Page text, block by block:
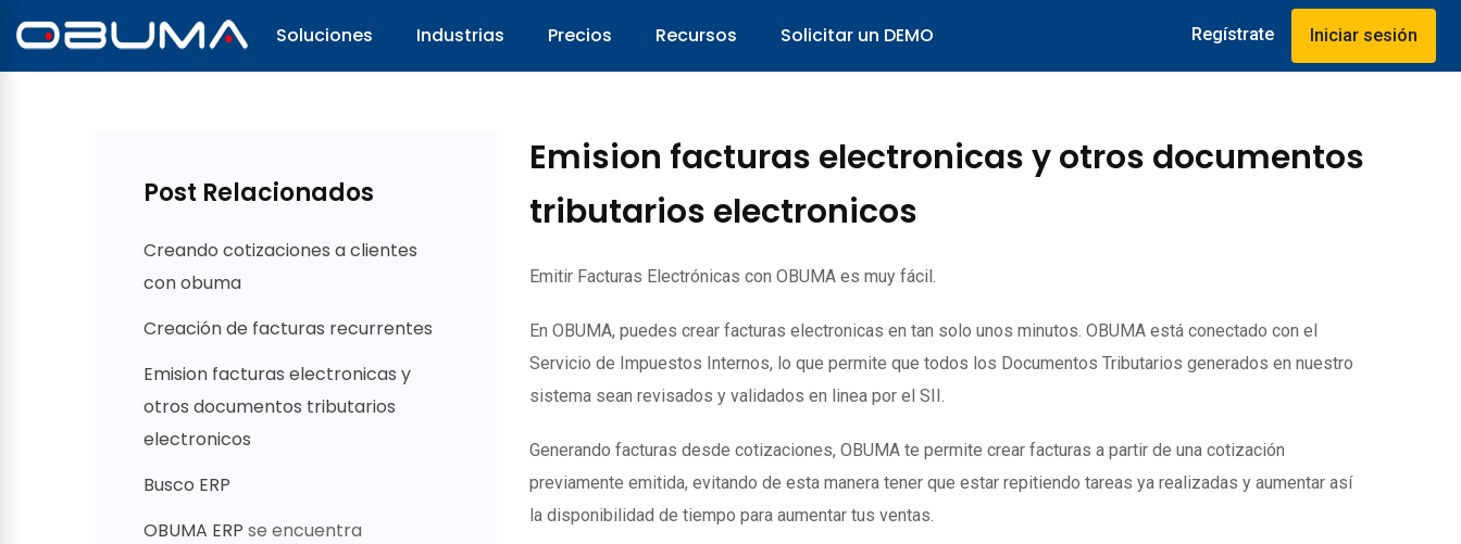
Soluciones Industrias Precios Recursos Solicitar un DEMO Regístrate Iniciar sesión
Emision facturas electronicas y otros documentos
tributarios electronicos
Emitir Facturas Electrónicas con OBUMA es muy fácil.
En OBUMA, puedes crear facturas electronicas en tan solo unos minutos. OBUMA está conectado con el
Servicio de Impuestos Internos, lo que permite que todos los Documentos Tributarios generados en nuestro
sistema sean revisados y validados en linea por el SII.
Generando facturas desde cotizaciones, OBUMA te permite crear facturas a partir de una cotización
previamente emitida, evitando de esta manera tener que estar repitiendo tareas ya realizadas y aumentar así
la disponibilidad de tiempo para aumentar tus ventas.
Post Relacionados
Creando cotizaciones a clientes
con obuma
Creación de facturas recurrentes
Emision facturas electronicas y
otros documentos tributarios
electronicos
Busco ERP
OBUMA ERP se encuentra